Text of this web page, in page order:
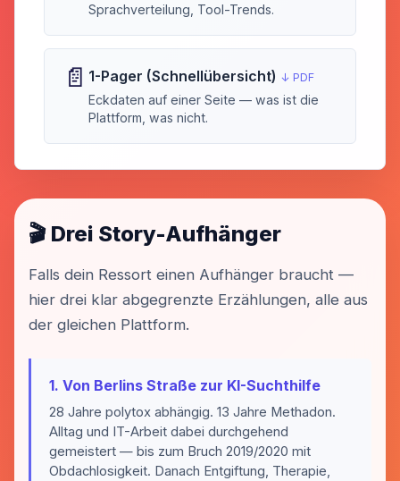
Sprachverteilung, Tool-Trends.
📄 1-Pager (Schnellübersicht) ↓ PDF
Eckdaten auf einer Seite — was ist die
Plattform, was nicht.
🎬 Drei Story-Aufhänger
Falls dein Ressort einen Aufhänger braucht —
hier drei klar abgegrenzte Erzählungen, alle aus
der gleichen Plattform.
1. Von Berlins Straße zur KI-Suchthilfe
28 Jahre polytox abhängig. 13 Jahre Methadon.
Alltag und IT-Arbeit dabei durchgehend
gemeistert — bis zum Bruch 2019/2020 mit
Obdachlosigkeit. Danach Entgiftung, Therapie,